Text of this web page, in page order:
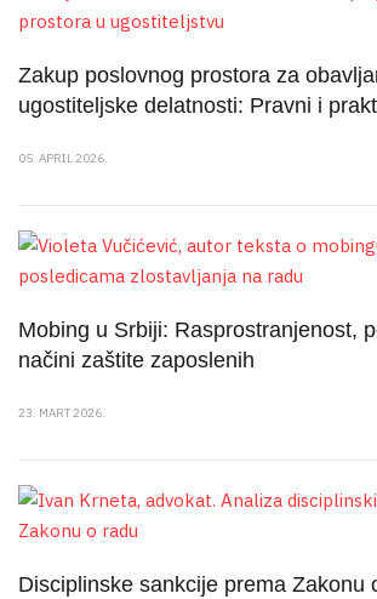
Zakup poslovnog prostora za
ugostiteljske delatnosti: Pravni i
05. APRIL 2026.
Mobing u Srbiji: Rasprostranjenost,
načini zaštite zaposlenih
23. MART 2026.
Disciplinske sankcije prema Zakonu